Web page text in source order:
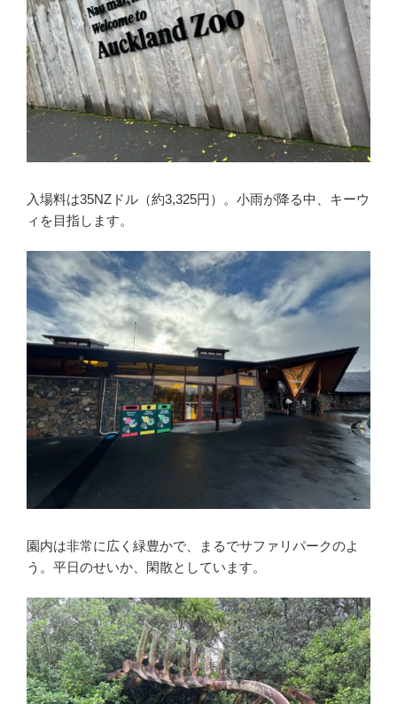
入場料は35NZドル（約3,325円）。小雨が降る中、キーウ
ィを目指します。
園内は非常に広く緑豊かで、まるでサファリパークのよ
う。平日のせいか、閑散としています。